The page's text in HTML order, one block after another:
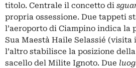
titolo. Centrale il concetto di
propria ossessione. Due tappeti
l’aeroporto di Ciampino indica la
Sua Maestà Haile Selassié (visita
l’altro stabilisce la posizione
sacello del Milite Ignoto. Due